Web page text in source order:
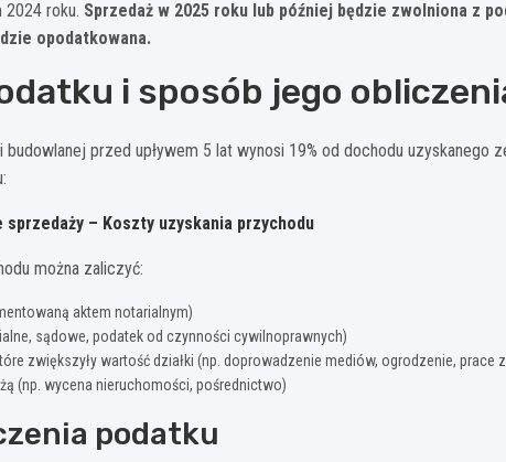
2024 roku. Sprzedaż w 2025 roku lub później będzie zwolniona z
opodatkowana.
i sposób jego
budowlanej przed upływem 5 lat wynosi 19% od dochodu uzyskanego
sprzedaży – Koszty uzyskania przychodu
można zaliczyć:
aktem notarialnym)
sądowe, podatek od czynności cywilnoprawnych)
zwiększyły wartość działki (np. doprowadzenie mediów, ogrodzenie, prace
(np. wycena nieruchomości, pośrednictwo)
podatku